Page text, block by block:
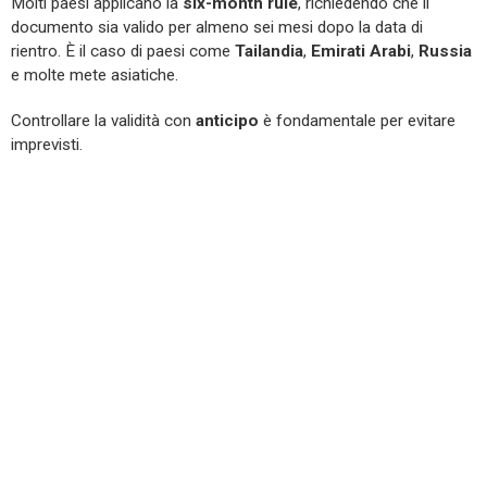
documento sia valido per almeno sei mesi dopo la data di
rientro. È il caso di paesi come Tailandia, Emirati Arabi, Russia
e molte mete asiatiche.
Controllare la validità con anticipo è fondamentale per evitare
imprevisti.